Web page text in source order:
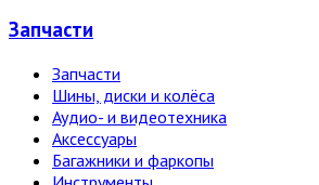
Запчасти
Запчасти
Шины, диски и колёса
Аудио- и видеотехника
Аксессуары
Багажники и фаркопы